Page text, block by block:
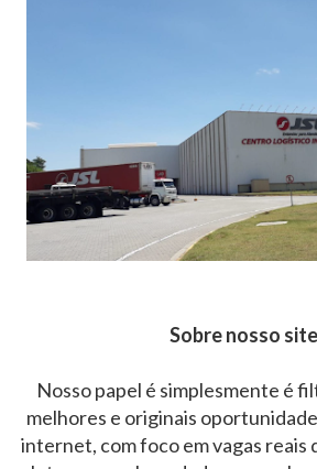
Sobre nosso
Nosso papel é simplesmente é
melhores e originais
internet, com foco em vagas reais